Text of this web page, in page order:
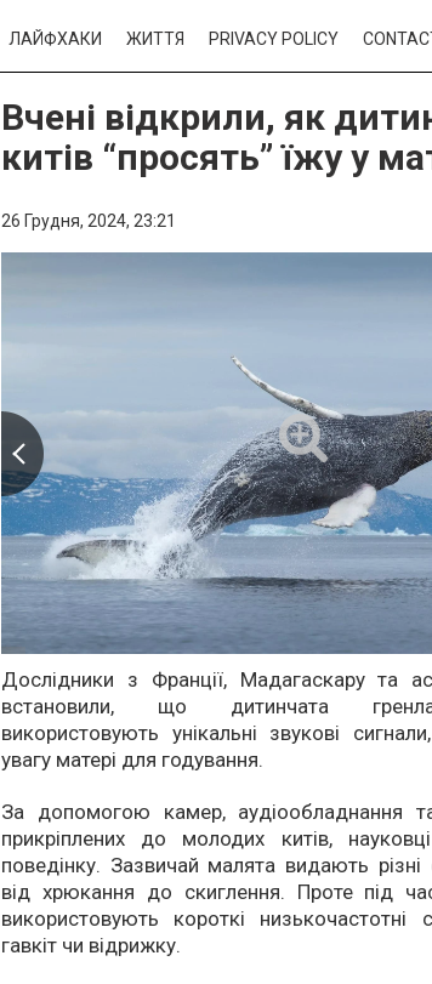
ЛАЙФХАКИ ЖИТТЯ PRIVACY POLICY
Вчені відкрили, як
китів “просять” їжу у
26 Грудня, 2024, 23:21
Дослідники з Франції, Мадагаскару та
встановили, що дитинчата
використовують унікальні звукові
увагу матері для годування.
За допомогою камер, аудіообладнання
прикріплених до молодих китів,
поведінку. Зазвичай малята видають різні
від хрюкання до скиглення. Проте під
використовують короткі низькочастотні
гавкіт чи відрижку.